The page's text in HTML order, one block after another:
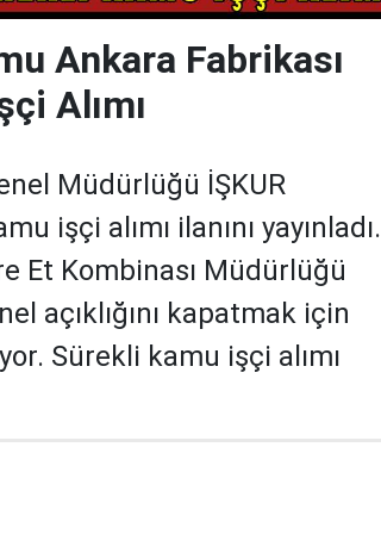
Ankara Fabrikası
Alımı
Müdürlüğü İŞKUR
işçi alımı ilanını yayınladı.
Et Kombinası Müdürlüğü
açıklığını kapatmak için
Sürekli kamu işçi alımı